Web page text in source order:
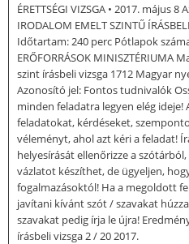
ÉRETTSÉGI VIZSGA • 2017. május 8
IRODALOM EMELT SZINTŰ
Időtartam: 240 perc Pótlapok
ERŐFORRÁSOK MINISZTÉRIUMA
szint írásbeli vizsga 1712 Magyar
Azonosító jel: Fontos tudnivalók
minden feladatra legyen elég ideje!
feladatokat, kérdéseket,
véleményt, ahol azt kéri a feladat!
helyesírását ellenőrizze a
vázlatot készíthet, de ügyeljen,
fogalmazásoktól! Ha a megoldott
javítani kívánt szót / szavakat
szavakat pedig írja le újra!
írásbeli vizsga 2 / 20 2017.